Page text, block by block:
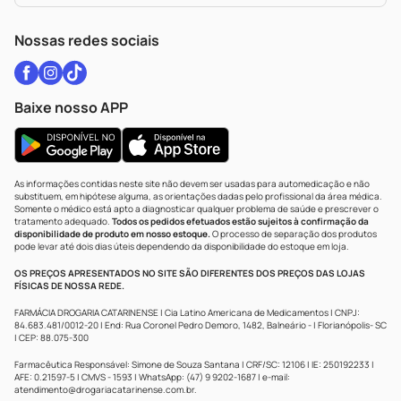
Nossas redes sociais
Baixe nosso APP
As informações contidas neste site não devem ser usadas para automedicação e não
substituem, em hipótese alguma, as orientações dadas pelo profissional da área médica.
Somente o médico está apto a diagnosticar qualquer problema de saúde e prescrever o
tratamento adequado. Todos os pedidos efetuados estão sujeitos à confirmação da
disponibilidade de produto em nosso estoque.O processo de separação dos produtos
pode levar até dois dias úteis dependendo da disponibilidade do estoque em loja.
OS PREÇOS APRESENTADOS NO SITE SÃO DIFERENTES DOS PREÇOS DAS LOJAS
FÍSICAS DE NOSSA REDE.
FARMÁCIA DROGARIA CATARINENSE | Cia Latino Americana de Medicamentos | CNPJ:
84.683.481/0012-20 | End: Rua Coronel Pedro Demoro, 1482, Balneário - | Florianópolis- SC
| CEP: 88.075-300
Farmacêutica Responsável: Simone de Souza Santana | CRF/SC: 12106 | IE: 250192233 |
AFE: 0.21597-5 | CMVS - 1593 | WhatsApp: (47) 9 9202-1687 | e-mail:
atendimento@drogariacatarinense.com.br.